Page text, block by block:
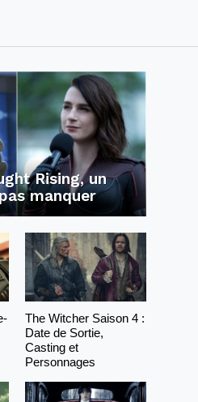
Rising, un
manquer
The Witcher Saison 4 :
Date de Sortie,
Casting et
Personnages